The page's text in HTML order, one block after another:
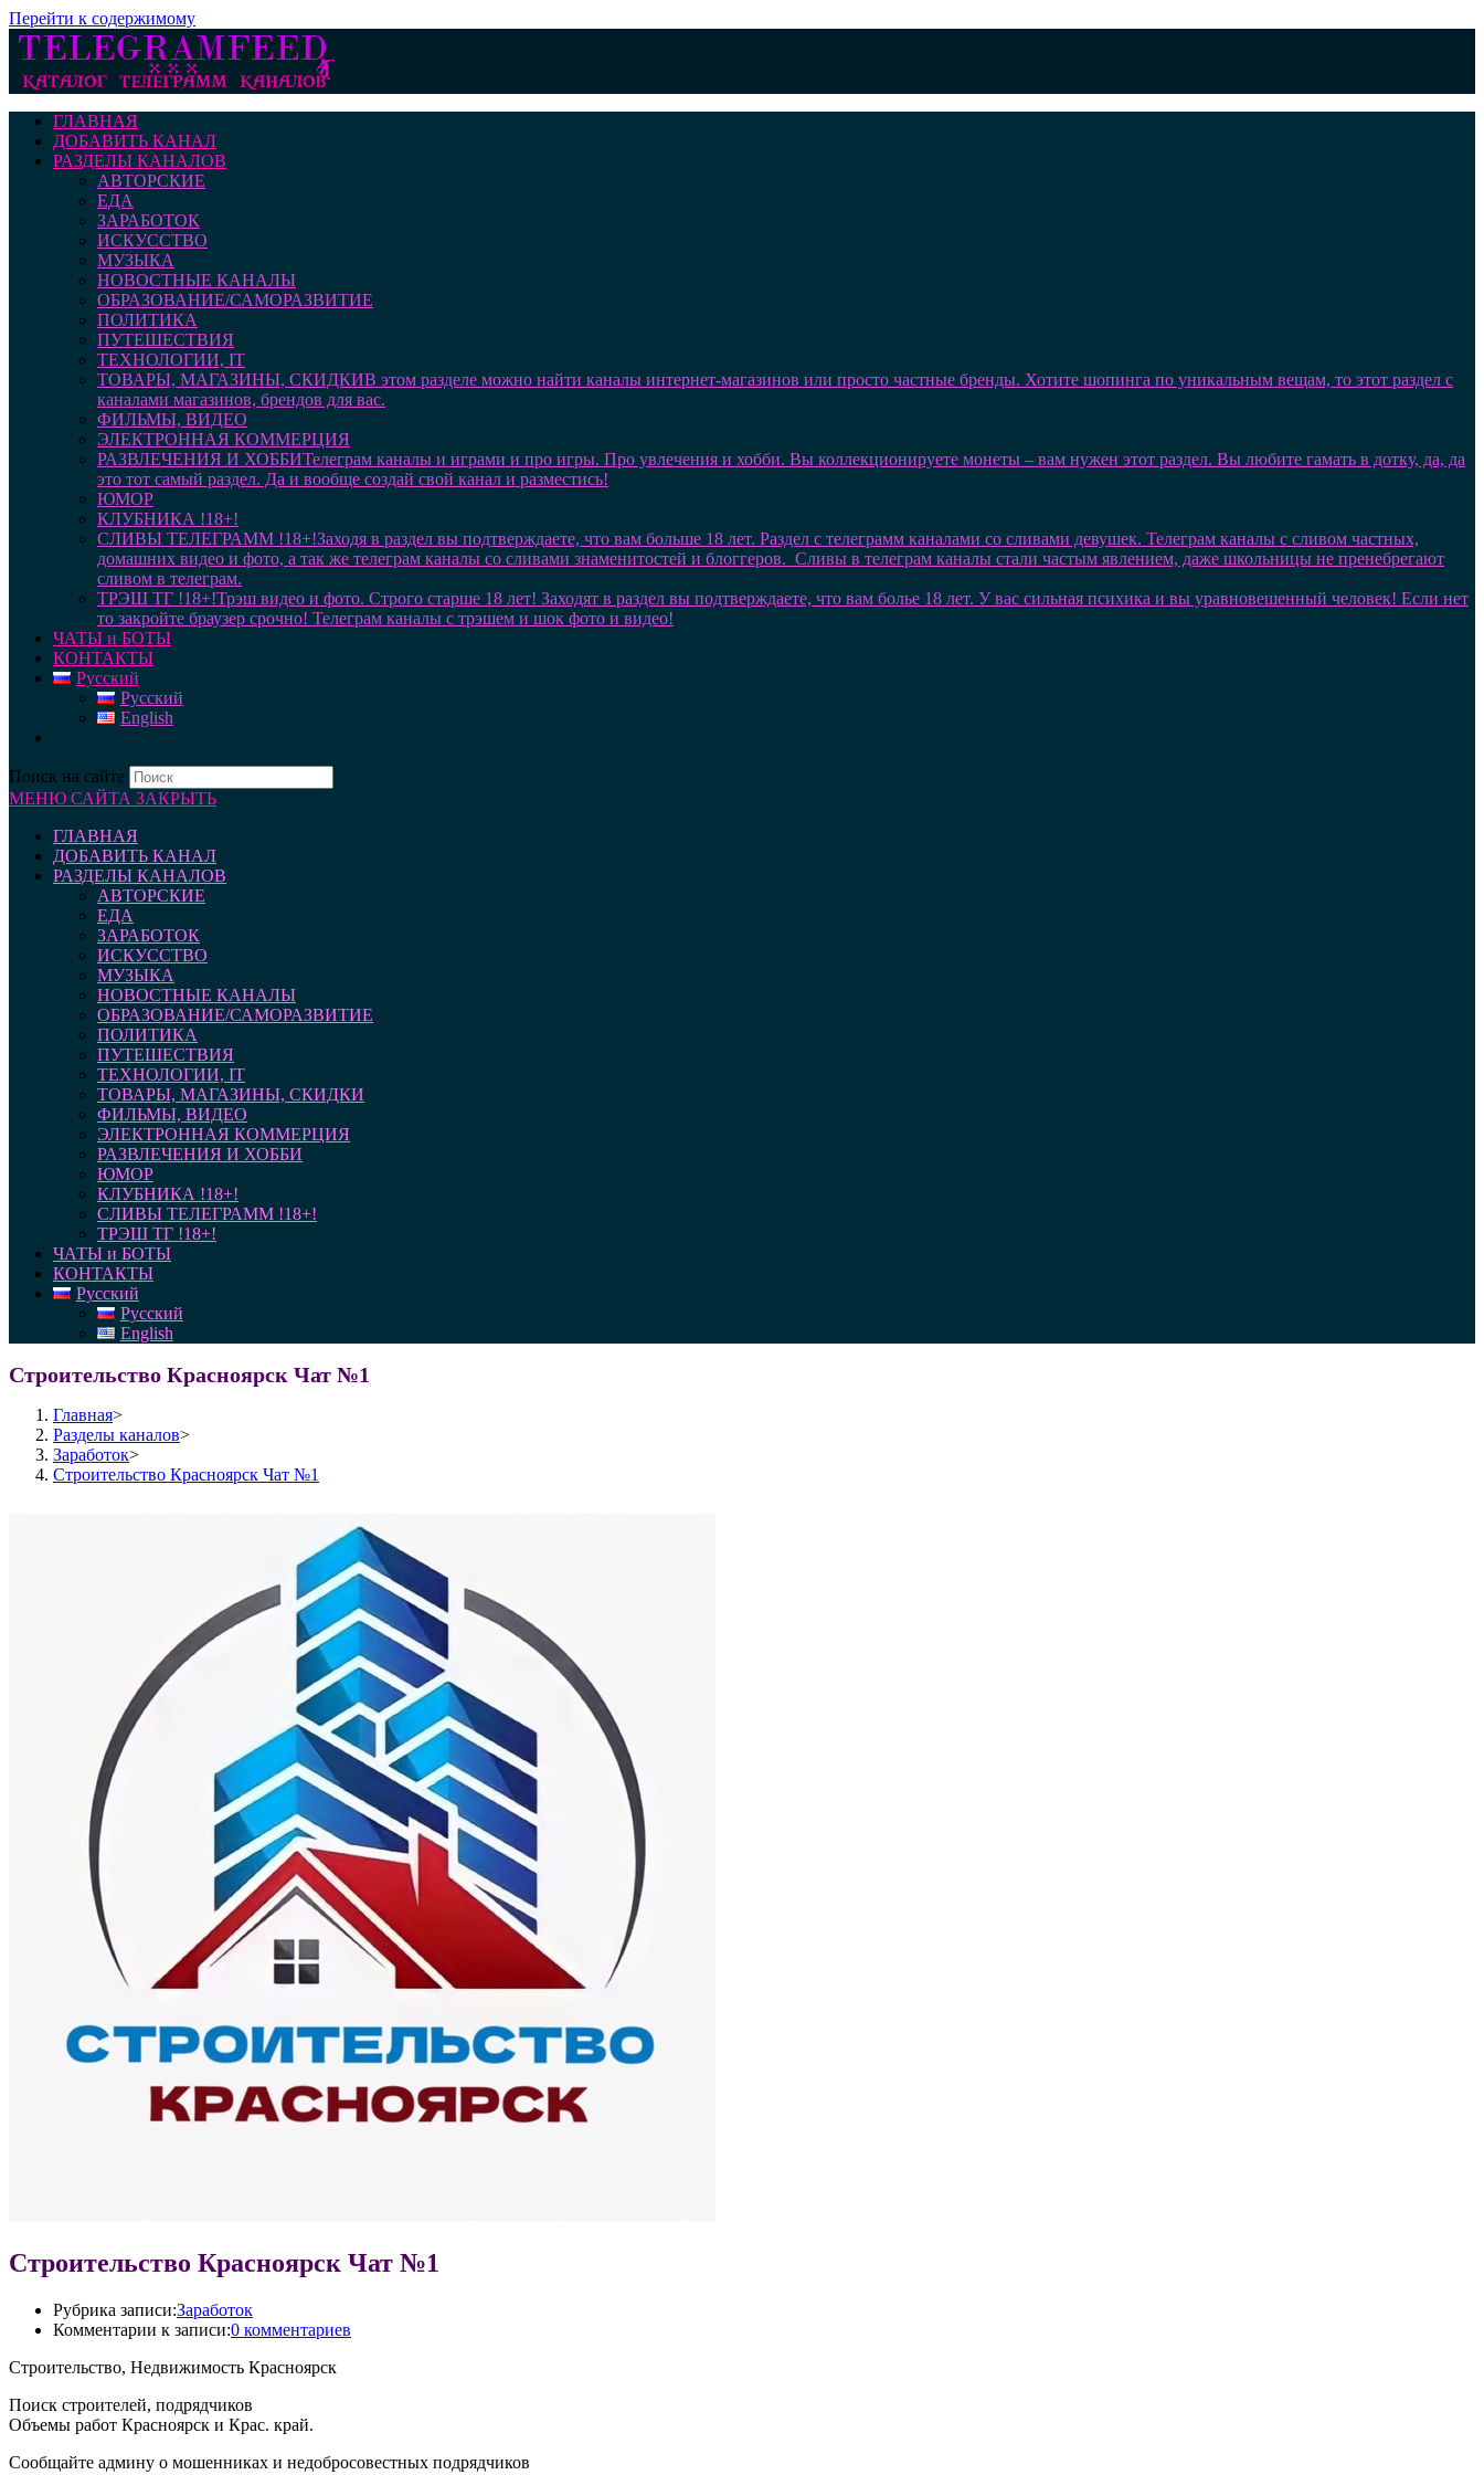
Перейти к содержимому
ГЛАВНАЯ
ДОБАВИТЬ КАНАЛ
РАЗДЕЛЫ КАНАЛОВ
АВТОРСКИЕ
ЕДА
ЗАРАБОТОК
ИСКУССТВО
МУЗЫКА
НОВОСТНЫЕ КАНАЛЫ
ОБРАЗОВАНИЕ/САМОРАЗВИТИЕ
ПОЛИТИКА
ПУТЕШЕСТВИЯ
ТЕХНОЛОГИИ, IT
ТОВАРЫ, МАГАЗИНЫ, СКИДКИВ этом разделе можно найти каналы интернет-магазинов или просто частные бренды. Хотите шопинга по уникальным вещам, то этот раздел с
каналами магазинов, брендов для вас.
ФИЛЬМЫ, ВИДЕО
ЭЛЕКТРОННАЯ КОММЕРЦИЯ
РАЗВЛЕЧЕНИЯ И ХОББИТелеграм каналы и играми и про игры. Про увлечения и хобби. Вы коллекционируете монеты – вам нужен этот раздел. Вы любите гамать в дотку, да, да
это тот самый раздел. Да и вообще создай свой канал и разместись!
ЮМОР
КЛУБНИКА !18+!
СЛИВЫ ТЕЛЕГРАММ !18+!Заходя в раздел вы подтверждаете, что вам больше 18 лет. Раздел с телеграмм каналами со сливами девушек. Телеграм каналы с сливом частных,
домашних видео и фото, а так же телеграм каналы со сливами знаменитостей и блоггеров. Сливы в телеграм каналы стали частым явлением, даже школьницы не пренебрегают
сливом в телеграм.
ТРЭШ ТГ !18+!Трэш видео и фото. Строго старше 18 лет! Заходят в раздел вы подтверждаете, что вам болье 18 лет. У вас сильная психика и вы уравновешенный человек! Если нет
то закройте браузер срочно! Телеграм каналы с трэшем и шок фото и видео!
ЧАТЫ и БОТЫ
КОНТАКТЫ
Русский
Русский
English
Поиск на сайте
МЕНЮ САЙТА ЗАКРЫТЬ
ГЛАВНАЯ
ДОБАВИТЬ КАНАЛ
РАЗДЕЛЫ КАНАЛОВ
АВТОРСКИЕ
ЕДА
ЗАРАБОТОК
ИСКУССТВО
МУЗЫКА
НОВОСТНЫЕ КАНАЛЫ
ОБРАЗОВАНИЕ/САМОРАЗВИТИЕ
ПОЛИТИКА
ПУТЕШЕСТВИЯ
ТЕХНОЛОГИИ, IT
ТОВАРЫ, МАГАЗИНЫ, СКИДКИ
ФИЛЬМЫ, ВИДЕО
ЭЛЕКТРОННАЯ КОММЕРЦИЯ
РАЗВЛЕЧЕНИЯ И ХОББИ
ЮМОР
КЛУБНИКА !18+!
СЛИВЫ ТЕЛЕГРАММ !18+!
ТРЭШ ТГ !18+!
ЧАТЫ и БОТЫ
КОНТАКТЫ
Русский
Русский
English
Строительство Красноярск Чат №1
Главная>
Разделы каналов>
Заработок>
Строительство Красноярск Чат №1
Строительство Красноярск Чат №1
Рубрика записи:Заработок
Комментарии к записи:0 комментариев
Строительство, Недвижимость Красноярск
Поиск строителей, подрядчиков
Объемы работ Красноярск и Крас. край.
Сообщайте админу о мошенниках и недобросовестных подрядчиков